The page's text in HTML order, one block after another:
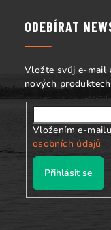
ODEBÍRAT
Vložte svůj e-mail
nových
Vložením e-
osobních údajů
Přihlásit se